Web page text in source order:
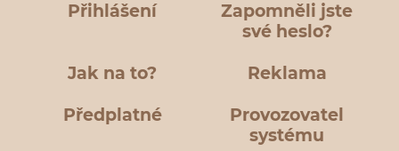
Přihlášení
Zapomněli jste
své heslo?
Jak na to? Reklama
Předplatné
Provozovatel
systému